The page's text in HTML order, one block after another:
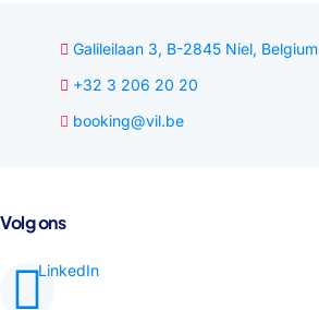
Galileilaan 3, B-2845 Niel, Belgium
+32 3 206 20 20
booking@vil.be
Volg ons